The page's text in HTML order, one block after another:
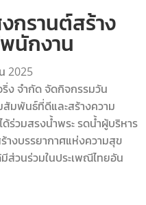
กรานต์สร้าง
นักงาน
2025
ง จำกัด จัดกิจกรรมวัน
สัมพันธ์ที่ดีและสร้างความ
ร่วมสรงน้ำพระ รดน้ำผู้บริหาร
างบรรยากาศแห่งความสุข
ส่วนร่วมในประเพณีไทยอัน